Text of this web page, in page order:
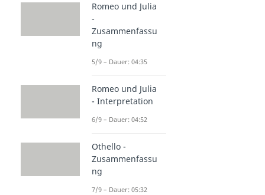
Romeo und Julia
-
Zusammenfassu
ng
5/9 – Dauer: 04:35
Romeo und Julia
- Interpretation
6/9 – Dauer: 04:52
Othello -
Zusammenfassu
ng
7/9 – Dauer: 05:32